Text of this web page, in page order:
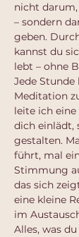
nicht darum,
– sondern
geben.
kannst du
lebt – ohne
Jede
Meditation
leite ich
dich einlädt,
gestalten.
führt, mal
Stimmung
das sich
eine kleine
im
Alles, was